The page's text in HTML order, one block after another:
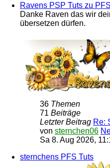
Ravens PSP Tuts zu PFS
Danke Raven das wir
übersetzen dürfen.
36 Themen
71 Beiträge
Letzter Beitrag Re:
von sternchen06
Sa 8. Aug 2026,
sternchens PFS Tuts